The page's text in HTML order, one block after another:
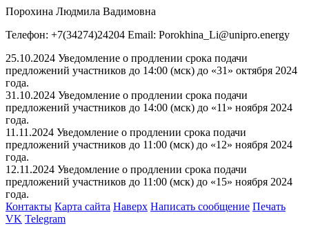
Порохина Людмила Вадимовна
Телефон: +7(34274)24204 Email: Porokhina_Li@unipro.energy
25.10.2024 Уведомление о продлении срока подачи
предложений участников до 14:00 (мск) до «31» октября 2024
года.
31.10.2024 Уведомление о продлении срока подачи
предложений участников до 14:00 (мск) до «11» ноября 2024
года.
11.11.2024 Уведомление о продлении срока подачи
предложений участников до 11:00 (мск) до «12» ноября 2024
года.
12.11.2024 Уведомление о продлении срока подачи
предложений участников до 11:00 (мск) до «15» ноября 2024
года.
Контакты Карта сайта Наверх Написать сообщение Печать
VK Telegram